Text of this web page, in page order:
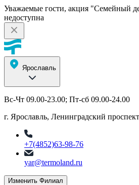
Уважаемые гости, акция "Семейный
недоступна
Ярославль
Вс-Чт 09.00-23.00; Пт-сб 09.00-24.00
г. Ярославль, Ленинградский
+7(4852)63-98-76
yar@termoland.ru
Изменить Филиал